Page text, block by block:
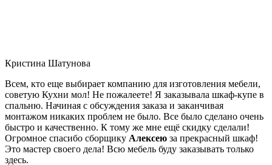
Кристина Шатунова
Всем, кто еще выбирает компанию для изготовления мебели,
советую Кухни мол! Не пожалеете! Я заказывала шкаф-купе в
спальню. Начиная с обсуждения заказа и заканчивая
монтажом никаких проблем не было. Все было сделано очень
быстро и качественно. К тому же мне ещё скидку сделали!
Огромное спасибо сборщику Алексею за прекрасный шкаф!
Это мастер своего дела! Всю мебель буду заказывать только
здесь.